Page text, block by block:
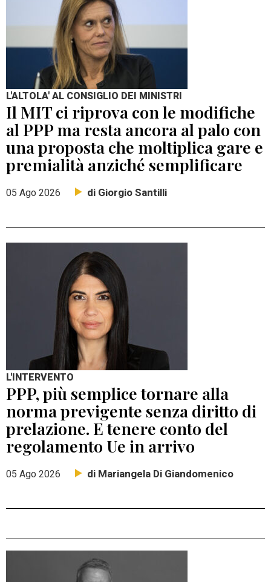
L'ALTOLA' AL CONSIGLIO DEI MINISTRI
Il MIT ci riprova con le modifiche
al PPP ma resta ancora al palo con
una proposta che moltiplica gare e
premialità anziché semplificare
05 Ago 2026 di Giorgio Santilli
L'INTERVENTO
PPP, più semplice tornare alla
norma previgente senza diritto di
prelazione. E tenere conto del
regolamento Ue in arrivo
05 Ago 2026 di Mariangela Di Giandomenico